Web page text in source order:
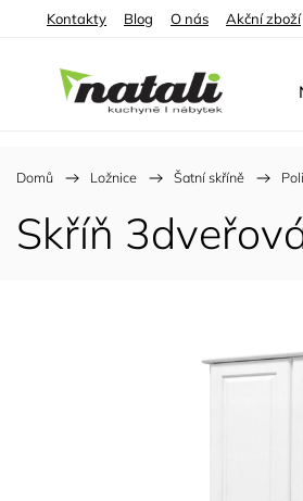
Kontakty Blog O nás Akční zboží
Domů / Ložnice / Šatní skříně /
Skříň